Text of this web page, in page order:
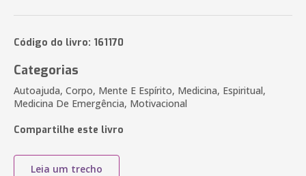
Código do livro: 161170
Categorias
Autoajuda, Corpo, Mente E Espírito, Medicina, Espiritual,
Medicina De Emergência, Motivacional
Compartilhe este livro
Leia um trecho